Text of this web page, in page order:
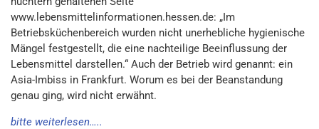
www.lebensmittelinformationen.hessen.de: „Im
Betriebsküchenbereich wurden nicht unerhebliche hygienische
Mängel festgestellt, die eine nachteilige Beeinflussung der
Lebensmittel darstellen.“ Auch der Betrieb wird genannt: ein
Asia-Imbiss in Frankfurt. Worum es bei der Beanstandung
genau ging, wird nicht erwähnt.
bitte weiterlesen…..